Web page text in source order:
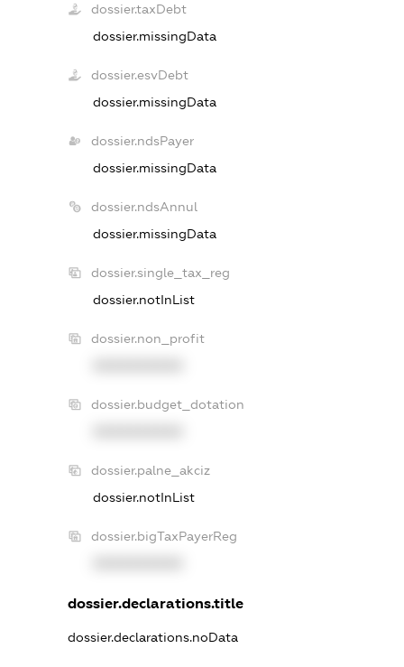
dossier.taxDebt
dossier.missingData
dossier.esvDebt
dossier.missingData
dossier.ndsPayer
dossier.missingData
dossier.ndsAnnul
dossier.missingData
dossier.single_tax_reg
dossier.notInList
dossier.non_profit
dossier.budget_dotation
dossier.palne_akciz
dossier.notInList
dossier.bigTaxPayerReg
dossier.declarations.title
dossier.declarations.noData